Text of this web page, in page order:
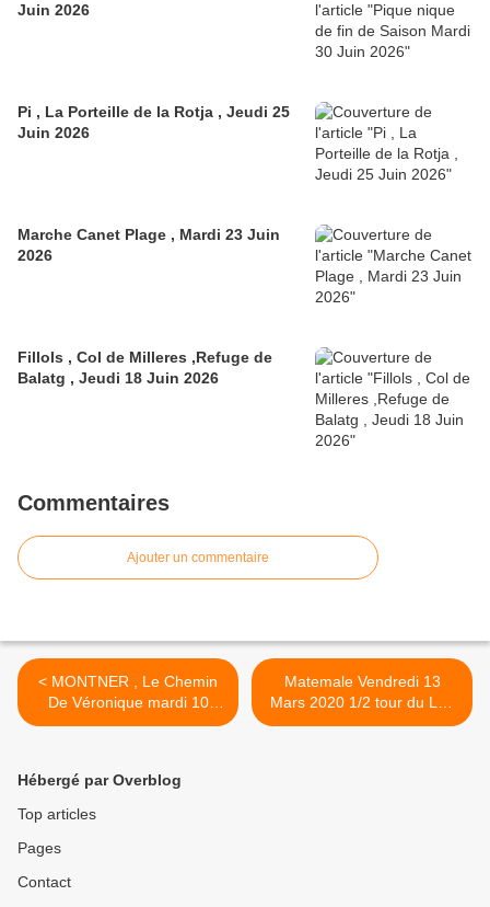
Juin 2026
Pi , La Porteille de la Rotja , Jeudi 25
Juin 2026
Marche Canet Plage , Mardi 23 Juin
2026
Fillols , Col de Milleres ,Refuge de
Balatg , Jeudi 18 Juin 2026
Commentaires
Ajouter un commentaire
< MONTNER , Le Chemin
De Véronique mardi 10
Mars 2000
Matemale Vendredi 13
Mars 2020 1/2 tour du Lac
>
Hébergé par Overblog
Top articles
Pages
Contact